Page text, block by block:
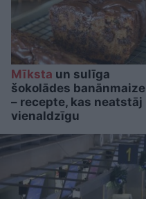
Mīksta un sulīga
šokolādes banānmaize
– recepte, kas neatstāj
vienaldzīgu